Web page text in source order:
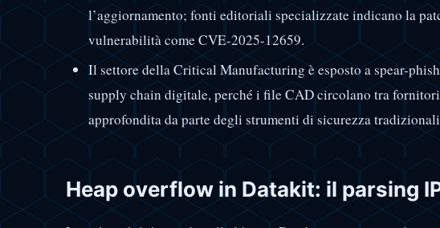
l’aggiornamento; fonti editoriali specializzate indicano la
vulnerabilità come CVE-2025-12659.
Il settore della Critical Manufacturing è esposto a spear-
supply chain digitale, perché i file CAD circolano tra fornitori
approfondita da parte degli strumenti di sicurezza
Heap overflow in Datakit: il parsing